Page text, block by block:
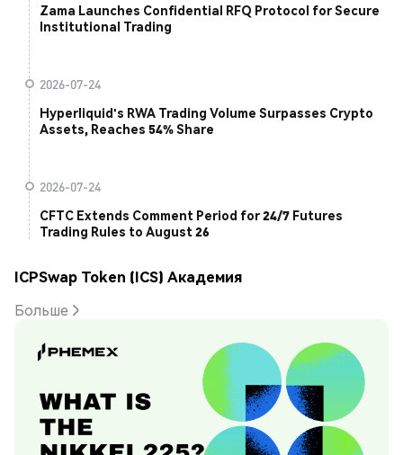
Zama Launches Confidential RFQ Protocol for Secure
Institutional Trading
2026-07-24
Hyperliquid's RWA Trading Volume Surpasses Crypto
Assets, Reaches 54% Share
2026-07-24
CFTC Extends Comment Period for 24/7 Futures
Trading Rules to August 26
ICPSwap Token (ICS) Академия
Больше